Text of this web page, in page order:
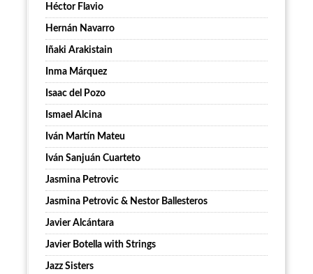
Héctor Flavio
Hernán Navarro
Iñaki Arakistain
Inma Márquez
Isaac del Pozo
Ismael Alcina
Iván Martín Mateu
Iván Sanjuán Cuarteto
Jasmina Petrovic
Jasmina Petrovic & Nestor Ballesteros
Javier Alcántara
Javier Botella with Strings
Jazz Sisters